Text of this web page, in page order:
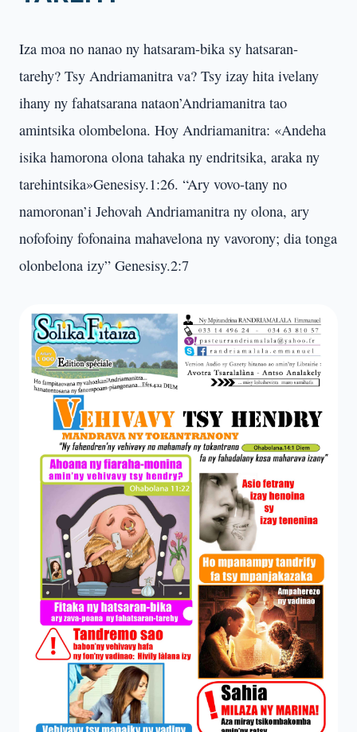
Iza moa no nanao ny hatsaram-bika sy hatsaran-
tarehy? Tsy Andriamanitra va? Tsy izay hita ivelany
ihany ny fahatsarana nataon’Andriamanitra tao
amintsika olombelona. Hoy Andriamanitra: «Andeha
isika hamorona olona tahaka ny endritsika, araka ny
tarehintsika»Genesisy.1:26. “Ary vovo-tany no
namoronan’i Jehovah Andriamanitra ny olona, ary
nofofoiny fofonaina mahavelona ny vavorony; dia tonga
olonbelona izy” Genesisy.2:7